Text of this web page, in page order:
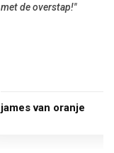
gemaakt. Top
Marcel Thijs